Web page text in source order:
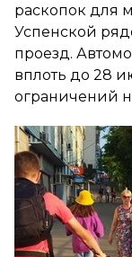
раскопок для
Успенской
проезд.
вплоть до 28
ограничений